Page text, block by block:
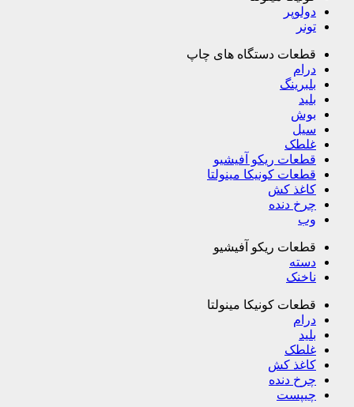
دولوپر
تونر
قطعات دستگاه های چاپ
درام
بلبرینگ
بلید
بوش
سیل
غلطک
قطعات ریکو آفیشیو
قطعات کونیکا مینولتا
کاغذ کش
چرخ دنده
وب
قطعات ریکو آفیشیو
دسته
ناخنک
قطعات کونیکا مینولتا
درام
بلید
غلطک
کاغذ کش
چرخ دنده
چیپست